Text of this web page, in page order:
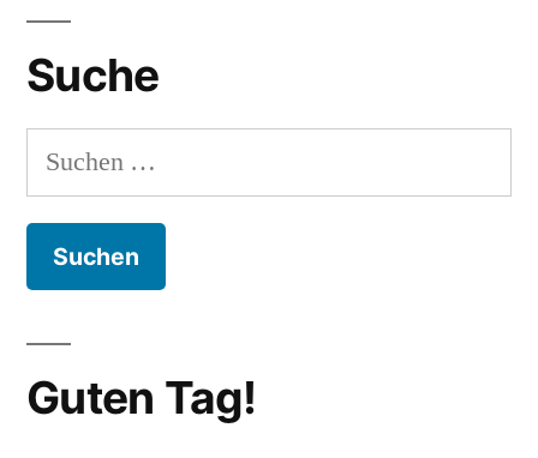
Suche
Suchen
nach:
Guten Tag!